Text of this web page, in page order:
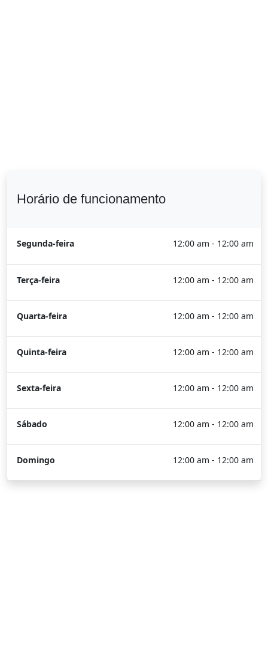
Horário de funcionamento
Segunda-feira 12:00 am - 12:00 am
Terça-feira 12:00 am - 12:00 am
Quarta-feira 12:00 am - 12:00 am
Quinta-feira 12:00 am - 12:00 am
Sexta-feira 12:00 am - 12:00 am
Sábado 12:00 am - 12:00 am
Domingo 12:00 am - 12:00 am